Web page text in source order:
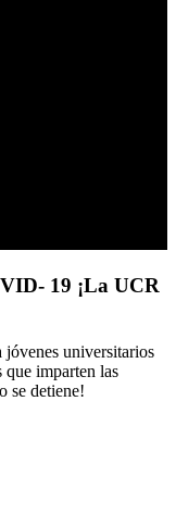
19 ¡La UCR
jóvenes universitarios
que imparten las
se detiene!